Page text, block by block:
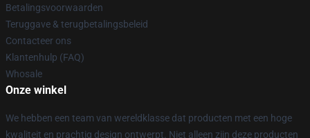
Betalingsvoorwaarden
Teruggave & terugbetalingsbeleid
Contacteer ons
Klantenhulp (FAQ)
Whosale
Onze winkel
We hebben een team van wereldklasse dat producten met een hoge
kwaliteit en prachtig design ontwerpt. Niet alleen zijn deze producten